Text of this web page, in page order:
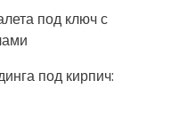
под ключ с
под кирпич: